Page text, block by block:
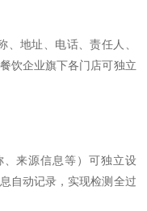
、地址、电话、责任人、
饮企业旗下各门店可独立
来源信息等）可独立设
自动记录，实现检测全过